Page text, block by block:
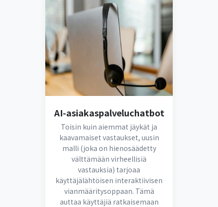
AI-asiakaspalveluchatbot
Toisin kuin aiemmat jäykät ja
kaavamaiset vastaukset, uusin
malli (joka on hienosäädetty
välttämään virheellisiä
vastauksia) tarjoaa
käyttäjälähtöisen interaktiivisen
vianmääritysoppaan. Tämä
auttaa käyttäjiä ratkaisemaan